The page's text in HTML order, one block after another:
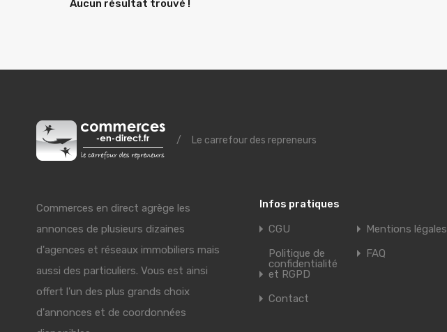
Aucun résultat trouvé !
/ Le carrefour des repreneurs
Commerces en direct agrège les
annonces de plusieurs dizaines
d'agences et réseaux immobiliers mais
aussi des particuliers. Vous est ainsi
offert l'un des plus grands choix
d'annonces et de coordonnées
Infos pratiques
CGU
Mentions légales
Politique de
confidentialité
et RGPD
FAQ
Contact